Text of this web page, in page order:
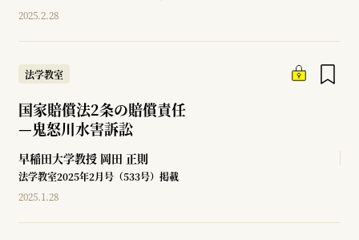
2025.2.28
法学教室
国家賠償法2条の賠償責任
—鬼怒川水害訴訟
早稲田大学教授 岡田 正則
法学教室2025年2月号（533号）掲載
2025.1.28